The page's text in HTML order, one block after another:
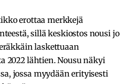
erottaa merkkejä
sillä keskiostos nousi jo
laskettuaan
2022 lähtien. Nousu näkyi
jossa myydään erityisesti